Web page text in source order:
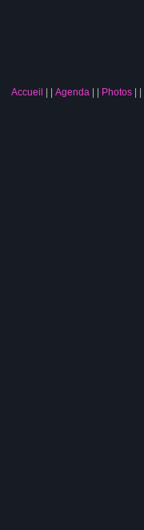
Accueil | Agenda | Photos|